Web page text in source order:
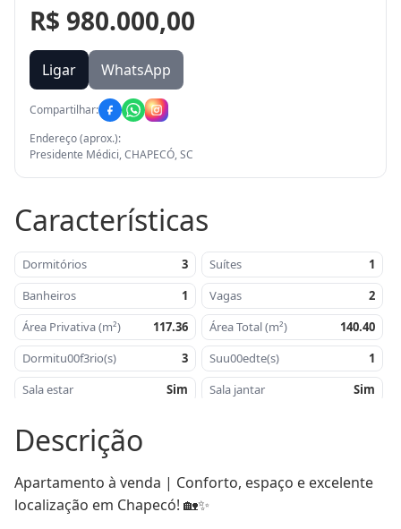
R$ 980.000,00
Ligar WhatsApp
Compartilhar:
Endereço (aprox.):
Presidente Médici, CHAPECÓ, SC
Características
Dormitórios 3 Suítes
1
Banheiros
1 Vagas
2
Área Privativa (m²)
117.36 Área Total (m²)
140.40
Dormitu00f3rio(s)
3 Suu00edte(s)
1
Sala estar
Sim Sala jantar
Sim
Churrasqueira
Aru00e9a Total mu00b2 140,40
Descrição
Apartamento à venda | Conforto, espaço e excelente
localização em Chapecó! 🏡✨